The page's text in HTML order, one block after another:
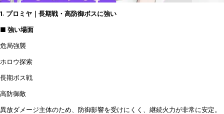
1. プロミヤ｜長期戦・高防御ボスに強い
■ 強い場面
危局強襲
ホロウ探索
長期ボス戦
高防御敵
異放ダメージ主体のため、防御影響を受けにくく、継続火力が非常に安定。